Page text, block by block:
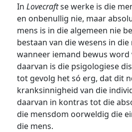
InLovecraftse werke is die
en onbenullig nie, maar
mens is in die algemeen nie
bestaan van die wesens in
wanneer iemand bewus word
daarvan is die psigologiese
tot gevolg het só erg, dat dit
kranksinnigheid van die
daarvan in kontras tot die
die mensdom oorweldig die
die mens.